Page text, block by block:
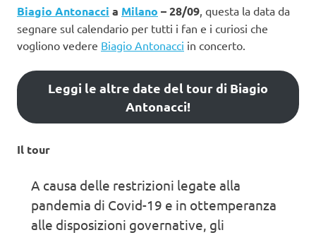
Biagio Antonacci a Milano – 28/09 , questa la data da
segnare sul calendario per tutti i fan e i curiosi che
vogliono vedere Biagio Antonacci in concerto.
Leggi le altre date del tour di Biagio
Antonacci!
Il tour
A causa delle restrizioni legate alla
pandemia di Covid-19 e in ottemperanza
alle disposizioni governative, gli